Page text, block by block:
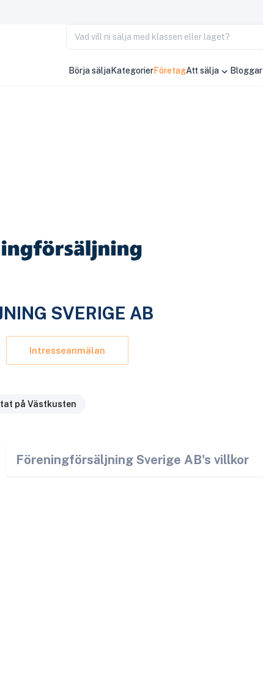
Vad vill ni sälja med klassen eller laget?
Börja säljaKategorierFöretagAtt sälja Bloggar
SVERIGE AB
Intresseanmälan
på Västkusten
Föreningförsäljning Sverige AB's villkor